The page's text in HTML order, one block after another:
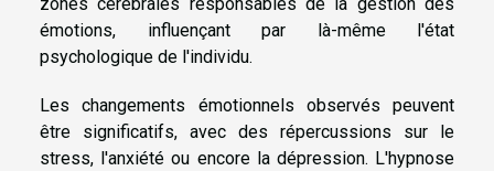
émotions, influençant par là-même l'état
psychologique de l'individu.
Les changements émotionnels observés peuvent
être significatifs, avec des répercussions sur le
stress, l'anxiété ou encore la dépression. L'hypnose